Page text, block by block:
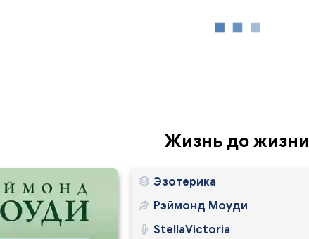
Жизнь до жизни
Эзотерика
Рэймонд Моуди
StellaVictoria